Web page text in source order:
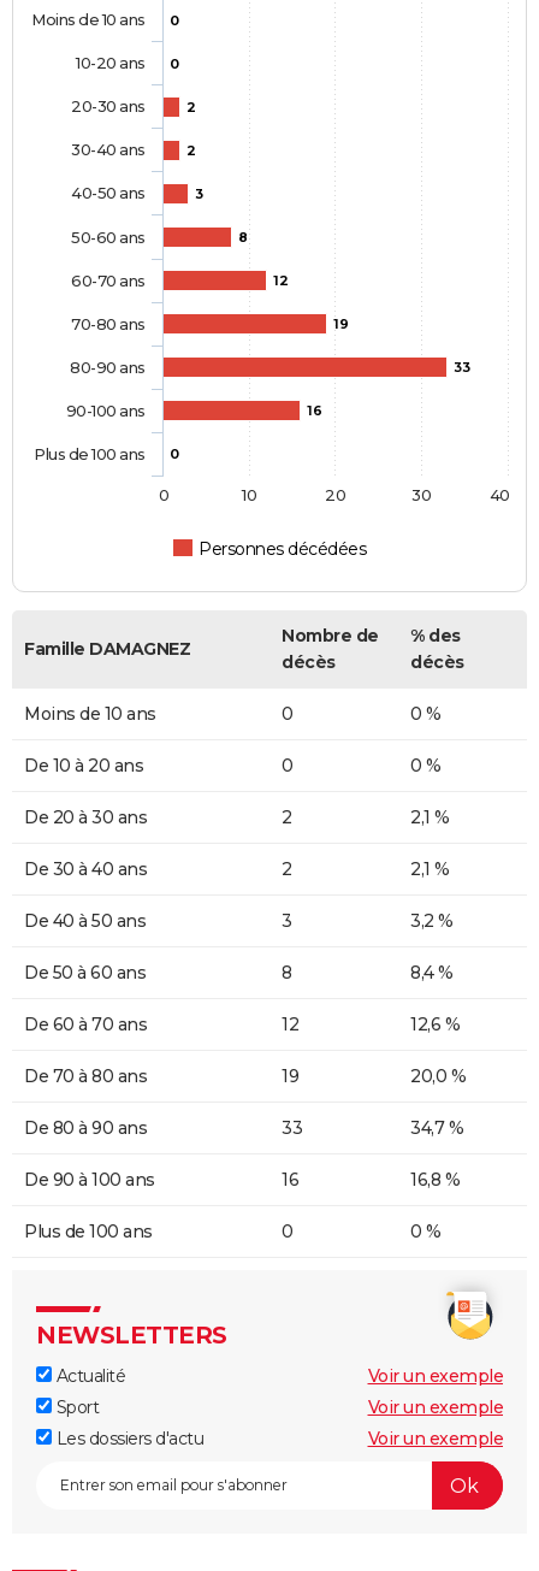
0
0
2
2
3
8
12
19
33
16
0
Personnes décédées
Moins de 10 ans
10-20 ans
20-30 ans
30-40 ans
40-50 ans
50-60 ans
60-70 ans
70-80 ans
80-90 ans
90-100 ans
Plus de 100 ans
0 10 20 30 40
Famille DAMAGNEZ
Nombre de
décès
% des
décès
Moins de 10 ans 0 0 %
De 10 à 20 ans 0 0 %
De 20 à 30 ans 2 2,1 %
De 30 à 40 ans 2 2,1 %
De 40 à 50 ans 3 3,2 %
De 50 à 60 ans 8 8,4 %
De 60 à 70 ans 12 12,6 %
De 70 à 80 ans 19 20,0 %
De 80 à 90 ans 33 34,7 %
De 90 à 100 ans 16 16,8 %
Plus de 100 ans 0 0 %
NEWSLETTERS
Actualité
Voir un exemple
Sport
Voir un exemple
Les dossiers d'actu
Voir un exemple